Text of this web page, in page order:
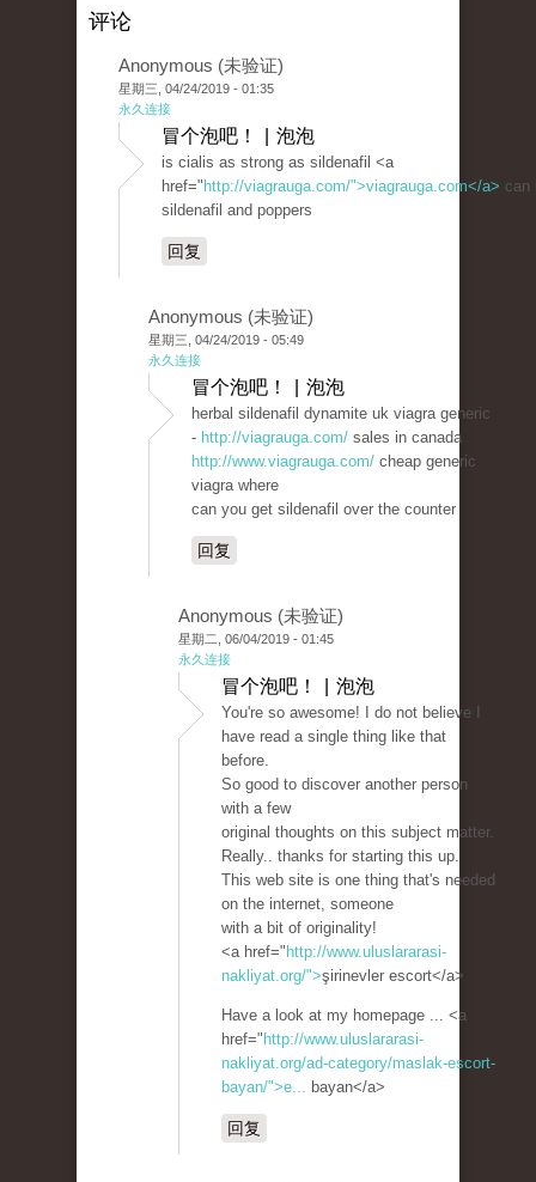
评论
Anonymous (未验证)
星期三, 04/24/2019 - 01:35
永久连接
冒个泡吧！ | 泡泡
is cialis as strong as sildenafil <a
href=" http://viagrauga.com/">viagrauga.com</a> can
sildenafil and poppers
回复
Anonymous (未验证)
星期三, 04/24/2019 - 05:49
永久连接
冒个泡吧！ | 泡泡
herbal sildenafil dynamite uk viagra generic
- http://viagrauga.com/ sales in canada
http://www.viagrauga.com/ cheap generic
viagra where
can you get sildenafil over the counter
回复
Anonymous (未验证)
星期二, 06/04/2019 - 01:45
永久连接
冒个泡吧！ | 泡泡
You're so awesome! I do not believe I
have read a single thing like that
before.
So good to discover another person
with a few
original thoughts on this subject matter.
Really.. thanks for starting this up.
This web site is one thing that's needed
on the internet, someone
with a bit of originality!
<a href=" http://www.uluslararasi-
nakliyat.org/">şirinevler escort</a>
Have a look at my homepage ... <a
href=" http://www.uluslararasi-
nakliyat.org/ad-category/maslak-escort-
bayan/">e... bayan</a>
回复